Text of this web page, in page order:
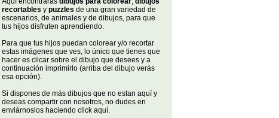
recortables y puzzles de una gran variedad de
escenarios, de animales y de dibujos, para que
tus hijos disfruten aprendiendo.
Para que tus hijos puedan colorear y/o recortar
estas imágenes que ves, lo único que tienes que
hacer es clicar sobre el dibujo que desees y a
continuación imprimirlo (arriba del dibujo verás
esa opción).
Si dispones de más dibujos que no estan aquí y
deseas compartir con nosotros, no dudes en
enviárnoslos haciendo click aquí.